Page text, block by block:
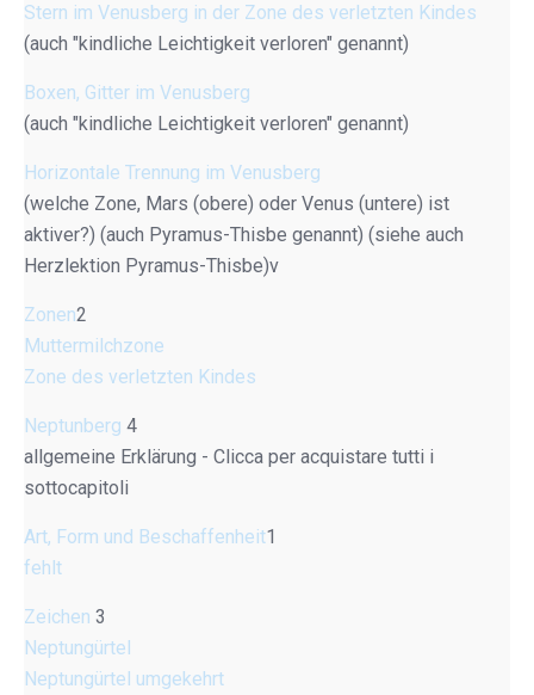
Stern im Venusberg in der Zone des verletzten Kindes
(auch "kindliche Leichtigkeit verloren" genannt)
Boxen, Gitter im Venusberg
(auch "kindliche Leichtigkeit verloren" genannt)
Horizontale Trennung im Venusberg
(welche Zone, Mars (obere) oder Venus (untere) ist
aktiver?) (auch Pyramus-Thisbe genannt) (siehe auch
Herzlektion Pyramus-Thisbe)v
Zonen2
Muttermilchzone
Zone des verletzten Kindes
Neptunberg 4
allgemeine Erklärung - Clicca per acquistare tutti i
sottocapitoli
Art, Form und Beschaffenheit1
fehlt
Zeichen 3
Neptungürtel
Neptungürtel umgekehrt